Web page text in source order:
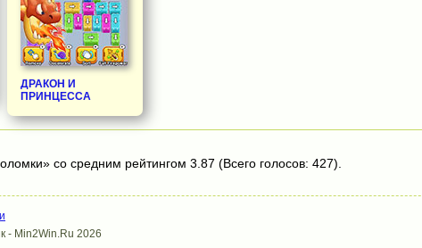
ДРАКОН И
ПРИНЦЕССА
со средним рейтингом 3.87 (Всего голосов: 427).
- Min2Win.Ru 2026